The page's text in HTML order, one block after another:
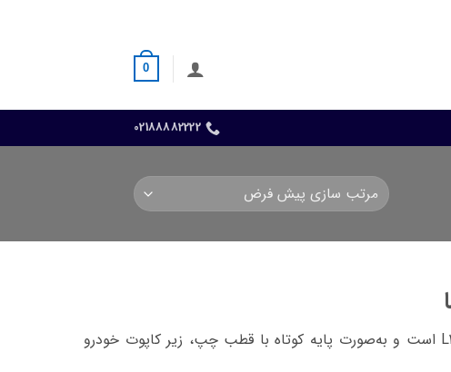
0
02188882222
باتری فابریک گالانت سیگما دارای ظرفیت ۶۶ آمپر ساعت و قالب L3 است و به‌صورت پایه کوتاه با قطب چپ، زیر کاپوت خودرو